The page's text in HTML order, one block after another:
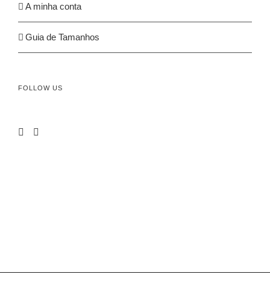
A minha conta
Guia de Tamanhos
FOLLOW US